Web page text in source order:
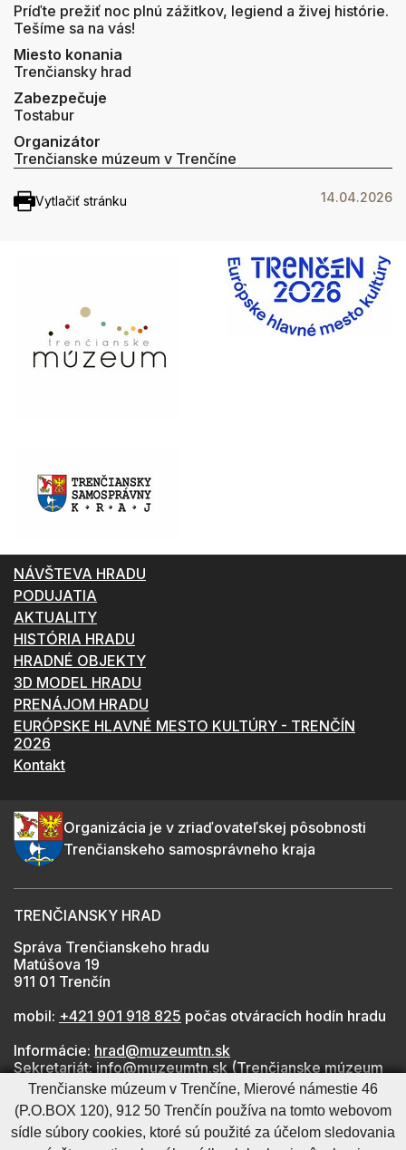
Príďte prežiť noc plnú zážitkov, legiend a živej histórie.
Tešíme sa na vás!
Miesto konania
Trenčiansky hrad
Zabezpečuje
Tostabur
Organizátor
Trenčianske múzeum v Trenčíne
Vytlačiť stránku 14.04.2026
NÁVŠTEVA HRADU
PODUJATIA
AKTUALITY
HISTÓRIA HRADU
HRADNÉ OBJEKTY
3D MODEL HRADU
PRENÁJOM HRADU
EURÓPSKE HLAVNÉ MESTO KULTÚRY - TRENČÍN
2026
Kontakt
Organizácia je v zriaďovateľskej pôsobnosti
Trenčianskeho samosprávneho kraja
TRENČIANSKY HRAD
Správa Trenčianskeho hradu
Matúšova 19
911 01 Trenčín
mobil: +421 901 918 825 počas otváracích hodín hradu
Informácie: hrad@muzeumtn.sk
Sekretariát: info@muzeumtn.sk (Trenčianske múzeum
v Trenčíne)
Médiá: marketing@muzeumtn.sk
Trenčianske múzeum v Trenčíne, Mierové námestie 46
(P.O.BOX 120), 912 50 Trenčín používa na tomto webovom
sídle súbory cookies, ktoré sú použité za účelom sledovania